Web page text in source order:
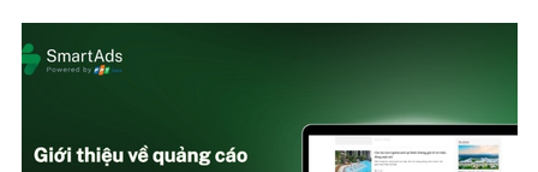
Săn Tour
Câu chuyện thời sự
Đọc truyện đêm khuya